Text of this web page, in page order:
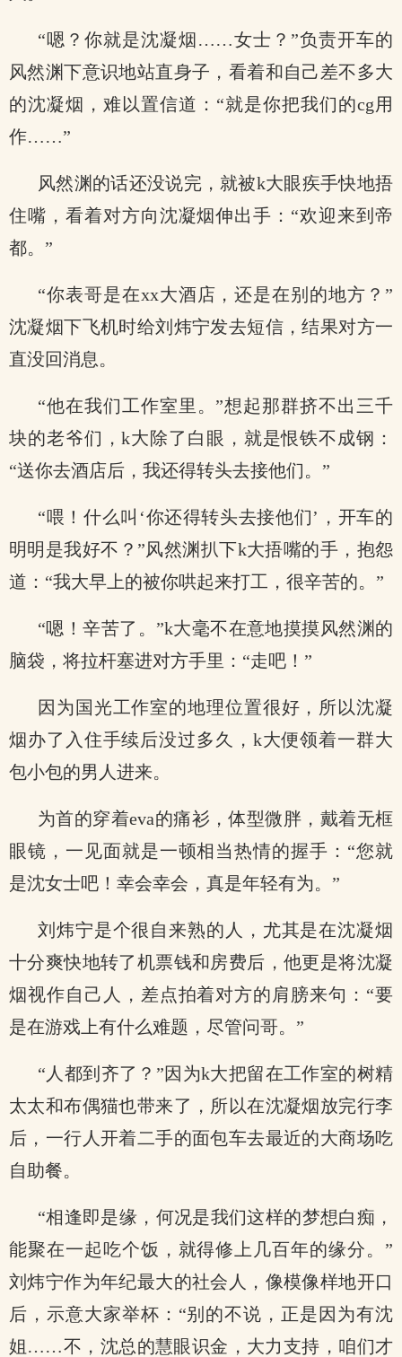
“嗯？你就是沈凝烟……女士？”负责开车的
风然渊下意识地站直身子，看着和自己差不多大
的沈凝烟，难以置信道：“就是你把我们的cg用
作……”
风然渊的话还没说完，就被k大眼疾手快地捂
住嘴，看着对方向沈凝烟伸出手：“欢迎来到帝
都。”
“你表哥是在xx大酒店，还是在别的地方？”
沈凝烟下飞机时给刘炜宁发去短信，结果对方一
直没回消息。
“他在我们工作室里。”想起那群挤不出三千
块的老爷们，k大除了白眼，就是恨铁不成钢：
“送你去酒店后，我还得转头去接他们。”
“喂！什么叫‘你还得转头去接他们’，开车的
明明是我好不？”风然渊扒下k大捂嘴的手，抱怨
道：“我大早上的被你哄起来打工，很辛苦的。”
“嗯！辛苦了。”k大毫不在意地摸摸风然渊的
脑袋，将拉杆塞进对方手里：“走吧！”
因为国光工作室的地理位置很好，所以沈凝
烟办了入住手续后没过多久，k大便领着一群大
包小包的男人进来。
为首的穿着eva的痛衫，体型微胖，戴着无框
眼镜，一见面就是一顿相当热情的握手：“您就
是沈女士吧！幸会幸会，真是年轻有为。”
刘炜宁是个很自来熟的人，尤其是在沈凝烟
十分爽快地转了机票钱和房费后，他更是将沈凝
烟视作自己人，差点拍着对方的肩膀来句：“要
是在游戏上有什么难题，尽管问哥。”
“人都到齐了？”因为k大把留在工作室的树精
太太和布偶猫也带来了，所以在沈凝烟放完行李
后，一行人开着二手的面包车去最近的大商场吃
自助餐。
“相逢即是缘，何况是我们这样的梦想白痴，
能聚在一起吃个饭，就得修上几百年的缘分。”
刘炜宁作为年纪最大的社会人，像模像样地开口
后，示意大家举杯：“别的不说，正是因为有沈
姐……不，沈总的慧眼识金，大力支持，咱们才